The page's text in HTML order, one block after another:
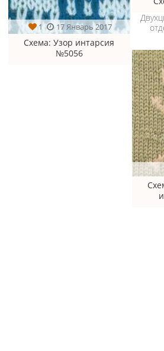
1 17 Январь 2017
Схема: Узор интарсия
№5056